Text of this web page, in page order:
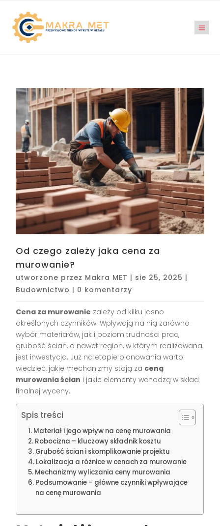
Od czego zależy jaka cena za
murowanie?
utworzone przez Makra MET | sie 25, 2025 |
Budownictwo | 0 komentarzy
Cena za murowanie zależy od kilku jasno
określonych czynników. Wpływają na nią zarówno
wybór materiałów, jak i poziom trudności prac,
grubość ścian, a nawet region, w którym realizowana
jest inwestycja. Już na etapie planowania warto
wiedzieć, jakie mechanizmy stoją za ceną
murowania ścian i jakie elementy wchodzą w skład
finalnej wyceny.
Spis treści
Materiał i jego wpływ na cenę murowania
Robocizna – kluczowy składnik kosztu
Grubość ścian i skomplikowanie projektu
Lokalizacja a różnice w cenach za murowanie
Mechanizmy wyliczania ceny murowania
Podsumowanie – główne czynniki wpływające
na cenę murowania